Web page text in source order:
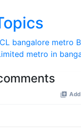
bangalore metro
metro in